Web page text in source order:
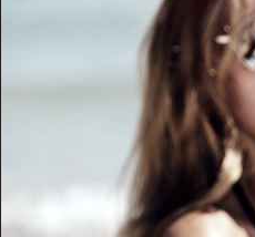
máximo as atividades ao
solares podem parecer
pode levar a quadros
As queimaduras solares
tratadas adequadamente.
incluem ardor, dor,
“Embora seja comum